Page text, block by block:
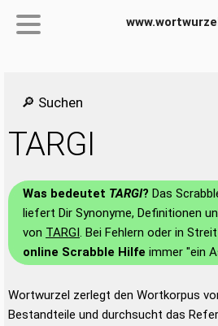
🔎 Suchen
TARGI
Was bedeutet TARGI? Das
liefert Dir Synonyme, Definitionen
von TARGI. Bei Fehlern oder in
online Scrabble Hilfe immer "ein
Wortwurzel zerlegt den Wortkorpus
Bestandteile und durchsucht das